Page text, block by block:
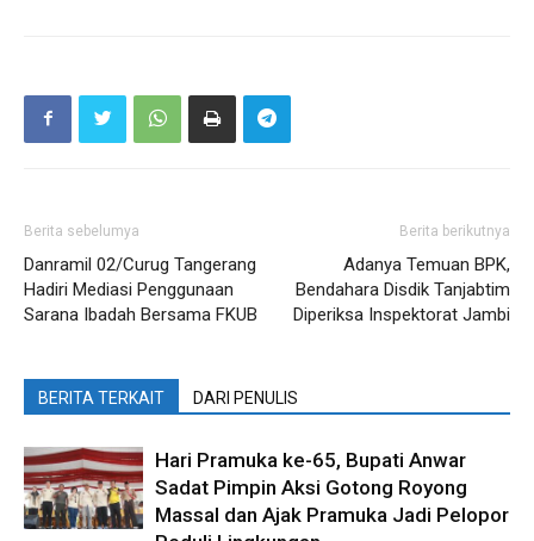
Berita sebelumya
Danramil 02/Curug Tangerang
Hadiri Mediasi Penggunaan
Sarana Ibadah Bersama FKUB
Berita berikutnya
Adanya Temuan BPK,
Bendahara Disdik Tanjabtim
Diperiksa Inspektorat Jambi
BERITA TERKAIT DARI PENULIS
Hari Pramuka ke-65, Bupati Anwar
Sadat Pimpin Aksi Gotong Royong
Massal dan Ajak Pramuka Jadi Pelopor